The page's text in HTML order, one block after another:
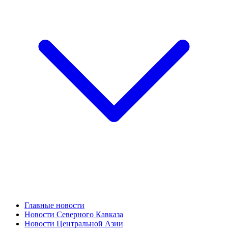
Главные новости
Новости Северного Кавказа
Новости Центральной Азии